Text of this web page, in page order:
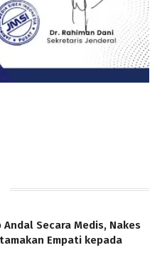
Andal Secara Medis, Nakes
Empati kepada